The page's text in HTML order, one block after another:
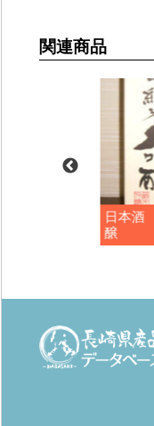
関連商品
日本
醸